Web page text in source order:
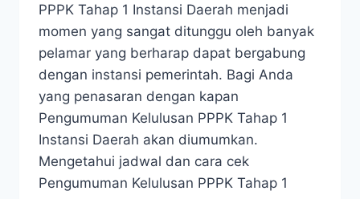
PPPK Tahap 1 Instansi Daerah menjadi
momen yang sangat ditunggu oleh banyak
pelamar yang berharap dapat bergabung
dengan instansi pemerintah. Bagi Anda
yang penasaran dengan kapan
Pengumuman Kelulusan PPPK Tahap 1
Instansi Daerah akan diumumkan.
Mengetahui jadwal dan cara cek
Pengumuman Kelulusan PPPK Tahap 1